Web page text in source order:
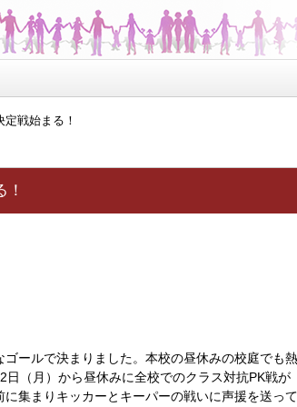
戦始まる！
ールで決まりました。本校の昼休みの校庭でも熱
（月）から昼休みに全校でのクラス対抗PK戦が
集まりキッカーとキーパーの戦いに声援を送って